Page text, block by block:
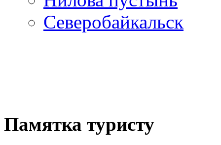
Северобайкальск
Памятка туристу